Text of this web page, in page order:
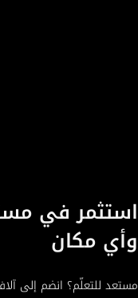
استثمر في
وأي مكان
مستعد للتعلّم؟ انضم إلى